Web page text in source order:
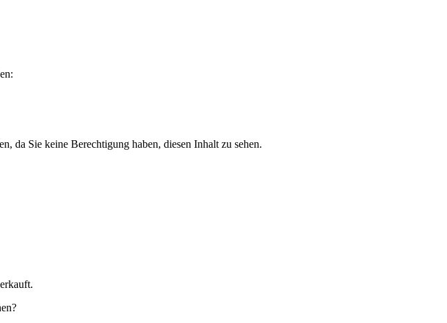
da Sie keine Berechtigung haben, diesen Inhalt zu sehen.